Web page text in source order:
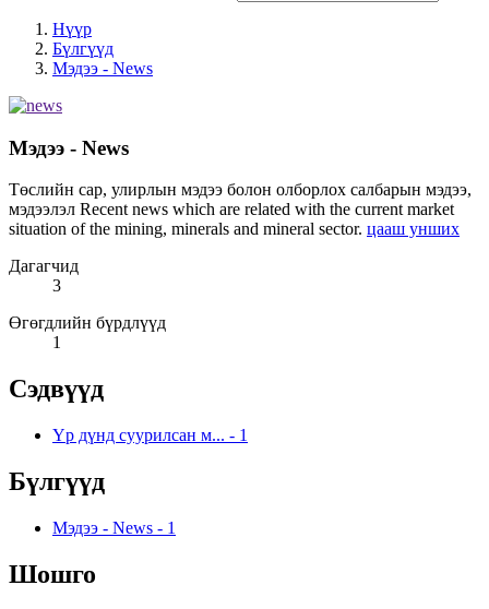
Нүүр
Бүлгүүд
Мэдээ - News
Мэдээ - News
Төслийн сар, улирлын мэдээ болон олборлох салбарын мэдээ,
мэдээлэл Recent news which are related with the current market
situation of the mining, minerals and mineral sector. цааш унших
Дагагчид
3
Өгөгдлийн бүрдлүүд
1
Сэдвүүд
Үр дүнд суурилсан м... - 1
Бүлгүүд
Мэдээ - News - 1
Шошго